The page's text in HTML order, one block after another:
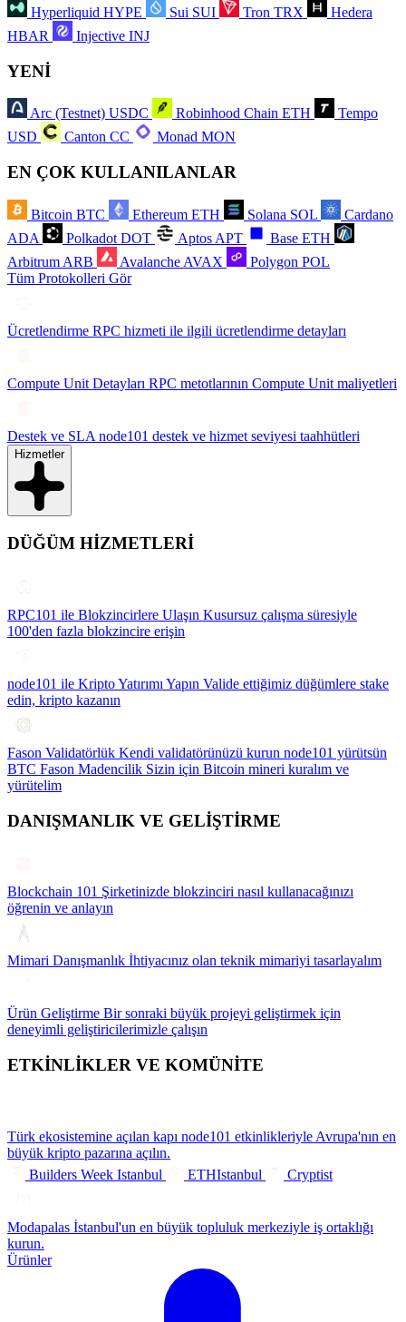
Hyperliquid HYPE Sui SUI Tron TRX
Hedera
HBAR
Injective INJ
YENİ
Arc (Testnet) USDC Robinhood Chain ETH
Tempo
USD
Canton CC Monad MON
EN ÇOK KULLANILANLAR
Bitcoin BTC Ethereum ETH Solana SOL
Cardano
ADA
Polkadot DOT Aptos APT Base ETH
Arbitrum ARB Avalanche AVAX Polygon POL
Tüm Protokolleri Gör
Ücretlendirme RPC hizmeti ile ilgili ücretlendirme detayları
Compute Unit Detayları RPC metotlarının Compute Unit maliyetleri
Destek ve SLA node101 destek ve hizmet seviyesi taahhütleri
Hizmetler
DÜĞÜM HİZMETLERİ
RPC101 ile Blokzincirlere Ulaşın Kusursuz çalışma süresiyle
100'den fazla blokzincire erişin
node101 ile Kripto Yatırımı Yapın Valide ettiğimiz düğümlere stake
edin, kripto kazanın
Fason Validatörlük Kendi validatörünüzü kurun node101 yürütsün
BTC Fason Madencilik Sizin için Bitcoin mineri kuralım ve
yürütelim
DANIŞMANLIK VE GELİŞTİRME
Blockchain 101 Şirketinizde blokzinciri nasıl kullanacağınızı
öğrenin ve anlayın
Mimari Danışmanlık İhtiyacınız olan teknik mimariyi tasarlayalım
Ürün Geliştirme Bir sonraki büyük projeyi geliştirmek için
deneyimli geliştiricilerimizle çalışın
ETKİNLİKLER VE KOMÜNİTE
Türk ekosistemine açılan kapı node101 etkinlikleriyle Avrupa'nın en
büyük kripto pazarına açılın.
Builders Week Istanbul
ETHIstanbul Cryptist
Modapalas İstanbul'un en büyük topluluk merkeziyle iş ortaklığı
kurun.
Ürünler